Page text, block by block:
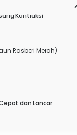
Kontraksi
Rasberi Merah)
dan Lancar